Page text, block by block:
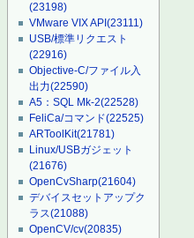
(23198)
VMware VIX API(23111)
USB/標準リクエスト
(22916)
Objective-C/ファイル入
出力(22590)
A5：SQL Mk-2(22528)
FeliCa/コマンド(22525)
ARToolKit(21781)
Linux/USBガジェット
(21676)
OpenCvSharp(21604)
デバイスセットアップク
ラス(21088)
OpenCV/cv(20835)